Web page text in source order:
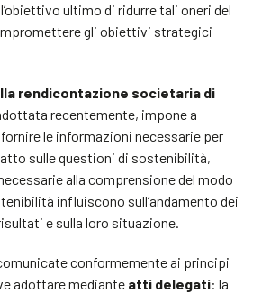
ultimo di ridurre tali oneri del
gli obiettivi strategici
rendicontazione societaria di
recentemente, impone a
le informazioni necessarie per
sulle questioni di sostenibilità,
alla comprensione del modo
influiscono sull’andamento dei
e sulla loro situazione.
conformemente ai principi
adottare mediante atti delegati: la